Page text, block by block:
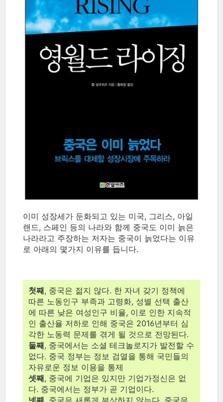
이미 성장세가 둔화되고 있는 미국, 그리스, 아일
랜드, 스페인 등의 나라와 함께 중국도 이미 늙은
나라라고 주장하는 저자는 중국이 늙었다는 이유
로 아래의 몇가지 이유를 듭니다.
첫째, 중국은 젊지 않다. 한 자녀 갖기 정책에
따른 노동인구 부족과 고령화, 성별 선택 출산
에 따른 낮은 여성인구 비율, 이로 인한 지속적
인 출산율 저하로 인해 중국은 2016년부터 심
각한 노동력 문제를 겪게 될 것으로 전망된다.
둘째, 중국에서는 소셜 테크놀로지가 발전할 수
없다. 중국 정부는 정보 검열을 통해 국민들의
자유로운 정보 이용을 통제
셋째, 중국에 기업은 있지만 기업가정신은 없
다. 중국에서는 정부가 곧 기업이다.